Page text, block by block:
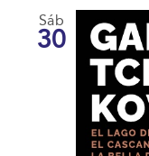
Sáb
30